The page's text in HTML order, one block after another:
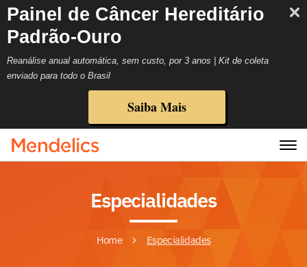
Painel de Câncer Hereditário
Padrão-Ouro
Reanálise anual automática, sem custo, por 3 anos | Kit de coleta
enviado para todo o Brasil
Saiba Mais
Especialidades
Home Especialidades